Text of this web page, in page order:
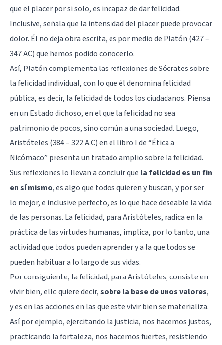
que el placer por si solo, es incapaz de dar felicidad.
Inclusive, señala que la intensidad del placer puede provocar
dolor. Él no deja obra escrita, es por medio de Platón (427 –
347 AC) que hemos podido conocerlo.
Así, Platón complementa las reflexiones de Sócrates sobre
la felicidad individual, con lo que él denomina felicidad
pública, es decir, la felicidad de todos los ciudadanos. Piensa
en un Estado dichoso, en el que la felicidad no sea
patrimonio de pocos, sino común a una sociedad. Luego,
Aristóteles (384 – 322 A.C) en el libro I de “Ética a
Nicómaco” presenta un tratado amplio sobre la felicidad.
Sus reflexiones lo llevan a concluir que la felicidad es un fin
en sí mismo, es algo que todos quieren y buscan, y por ser
lo mejor, e inclusive perfecto, es lo que hace deseable la vida
de las personas. La felicidad, para Aristóteles, radica en la
práctica de las virtudes humanas, implica, por lo tanto, una
actividad que todos pueden aprender y a la que todos se
pueden habituar a lo largo de sus vidas.
Por consiguiente, la felicidad, para Aristóteles, consiste en
vivir bien, ello quiere decir,sobre la base de unos valores,
y es en las acciones en las que este vivir bien se materializa.
Así por ejemplo, ejercitando la justicia, nos hacemos justos,
practicando la fortaleza, nos hacemos fuertes, resistiendo